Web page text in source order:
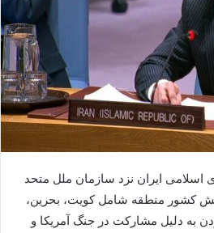
اسلامی ایران نزد سازمان ملل متحد
کشور منطقه شامل کویت، بحرین،
به دلیل مشارکت در جنگ آمریکا و